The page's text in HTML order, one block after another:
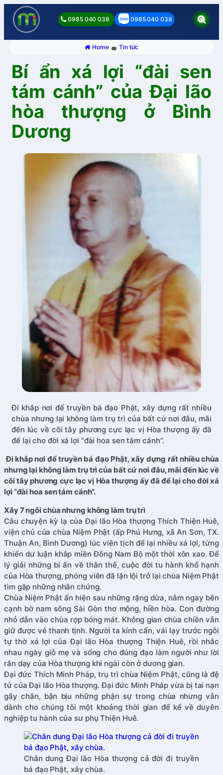
0985 040 038 0985 040 038
Home Tin tức
Bí ẩn xá lợi “đài sen
tám cánh” của Đại lão
hòa thượng ở Bình
Dương
Đi khắp nơi để truyền bá đạo Phật, xây dựng rất nhiều
chùa nhưng lại không làm trụ trì của bất cứ nơi đâu, mãi
đến lúc về cõi tây phương cực lạc vị Hòa thượng ấy đã
để lại cho đời xá lợi “đài hoa sen tám cánh”.
Đi khắp nơi để truyền bá đạo Phật, xây dựng rất nhiều chùa
nhưng lại không làm trụ trì của bất cứ nơi đâu, mãi đến lúc về
cõi tây phương cực lạc vị Hòa thượng ấy đã để lại cho đời xá
lợi “đài hoa sen tám cánh”.
Xây 7 ngôi chùa nhưng không làm trụ trì
Câu chuyện kỳ lạ của Đại lão Hòa thượng Thích Thiện Huê,
viện chủ của chùa Niệm Phật (ấp Phú Hưng, xã An Sơn, TX.
Thuận An, Bình Dương) lúc viên tịch để lại nhiều xá lợi, từng
khiến dư luận khắp miền Đông Nam Bộ một thời xôn xao. Để
lý giải những bí ẩn về thân thế, cuộc đời tu hành khổ hạnh
của Hòa thượng, phóng viên đã lặn lội trở lại chùa Niệm Phật
tìm gặp những nhân chứng.
Chùa Niệm Phật ẩn hiện sau những rặng dừa, nằm ngay bên
cạnh bờ nam sông Sài Gòn thơ mộng, hiền hòa. Con đường
nhỏ dẫn vào chùa rợp bóng mát. Không gian chùa chiền vẫn
giữ được vẻ thanh tịnh. Người ta kính cẩn, vái lạy trước ngôi
tự thờ xá lợi của Đại lão Hòa thượng Thiện Huê, rồi nhắc
nhau ngày giỗ mẹ và sống cho đúng đạo làm người như lời
răn dạy của Hòa thượng khi ngài còn ở dương gian.
Đại đức Thích Minh Pháp, trụ trì chùa Niệm Phật, cũng là đệ
tử của Đại lão Hòa thượng. Đại đức Minh Pháp vừa bị tai nạn
gãy chân, bận bịu những phận sự trong chùa nhưng vẫn
dành cho chúng tôi một khoảng thời gian để kể về duyên
nghiệp tu hành của sư phụ Thiện Huê.
Chân dung Đại lão Hòa thượng cả đời đi truyền
bá đạo Phật, xây chùa.